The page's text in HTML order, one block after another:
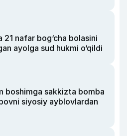
21 nafar bog‘cha bolasini
ayolga sud hukmi o‘qildi
boshimga sakkizta bomba
siyosiy ayblovlardan